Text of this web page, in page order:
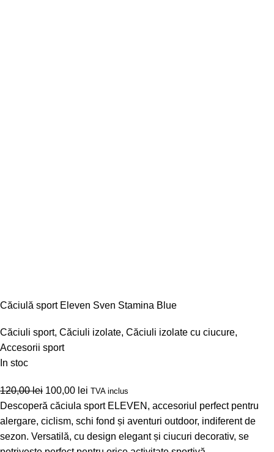
Căciulă sport Eleven Sven Stamina Blue
Căciuli sport, Căciuli izolate, Căciuli izolate cu ciucure,
Accesorii sport
In stoc
120,00lei 100,00 lei TVA inclus
Descoperă căciula sport ELEVEN, accesoriul perfect pentru
alergare, ciclism, schi fond și aventuri outdoor, indiferent de
sezon. Versatilă, cu design elegant și ciucuri decorativ, se